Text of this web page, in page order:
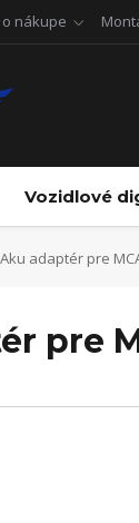
nákupe
Vozidlové
Aku adaptér pre
pre